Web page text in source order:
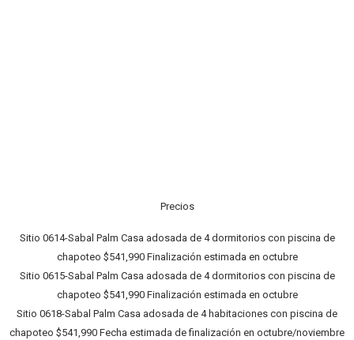
Precios
Sitio 0614-Sabal Palm Casa adosada de 4 dormitorios con piscina de
chapoteo $541,990 Finalización estimada en octubre
Sitio 0615-Sabal Palm Casa adosada de 4 dormitorios con piscina de
chapoteo $541,990 Finalización estimada en octubre
Sitio 0618-Sabal Palm Casa adosada de 4 habitaciones con piscina de
chapoteo $541,990 Fecha estimada de finalización en octubre/noviembre